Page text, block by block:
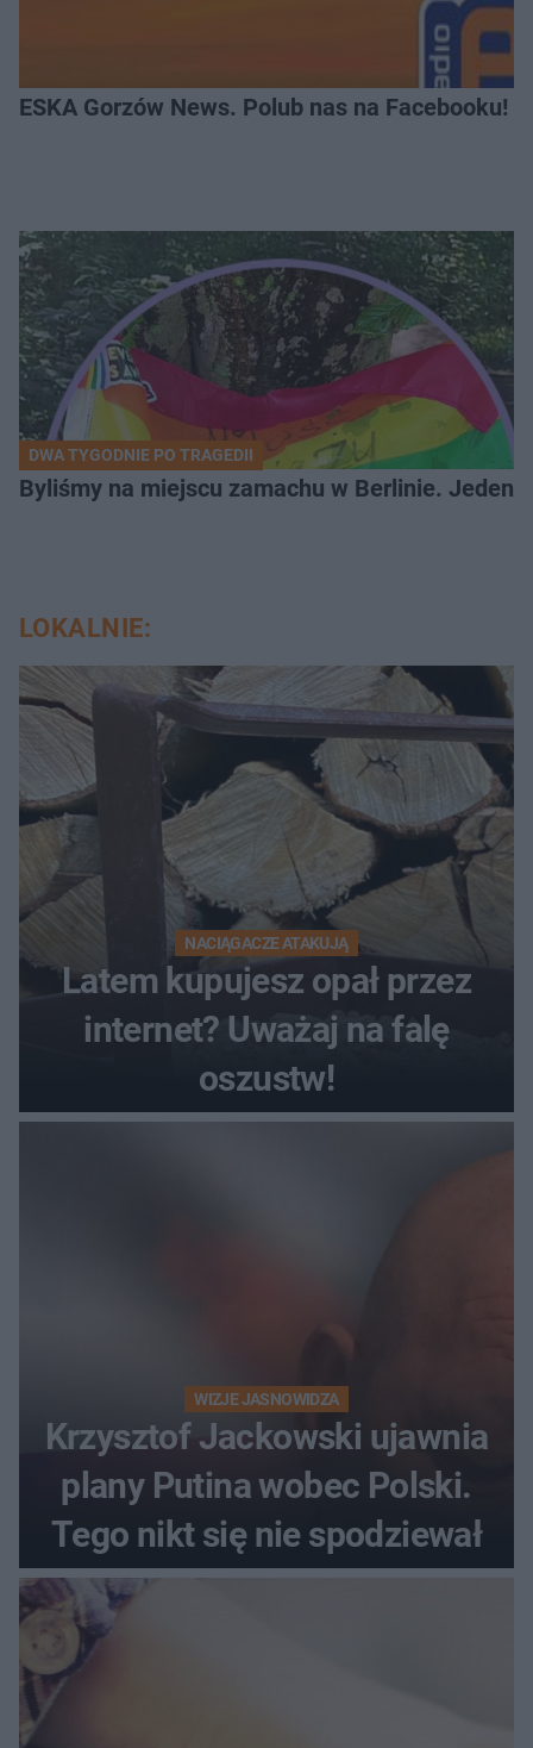
ESKA Gorzów News. Polub nas na Facebooku!
DWA TYGODNIE PO TRAGEDII
Byliśmy na miejscu zamachu w Berlinie. Jeden
LOKALNIE:
NACIĄGACZE ATAKUJĄ
Latem kupujesz opał przez
internet? Uważaj na falę
oszustw!
WIZJE JASNOWIDZA
Krzysztof Jackowski ujawnia
plany Putina wobec Polski.
Tego nikt się nie spodziewał